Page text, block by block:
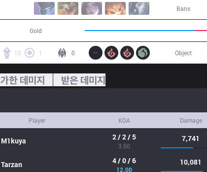
Bans
Gold
10 1 0 Object
가한 데미지 받은 데미지
Player KDA Damage
M1kuya 2 / 2 / 5
3.50
7,741
Tarzan 4 / 0 / 6
12.00
10,081